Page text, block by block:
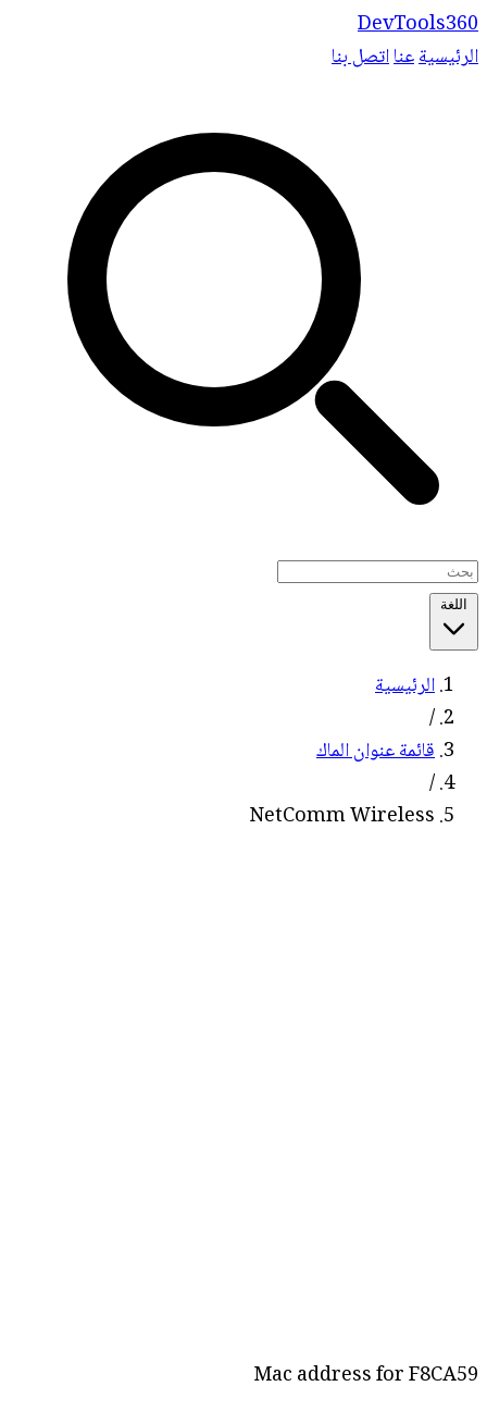
DevTools360
الرئيسيةعنااتصل بنا
اللغة
الرئيسية
/
قائمة عنوان الماك
/
NetComm Wireless
Mac address for F8CA59